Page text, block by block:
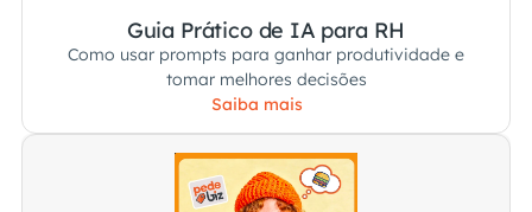
Guia Prático de IA para RH
Como usar prompts para ganhar produtividade e
tomar melhores decisões
Saiba mais